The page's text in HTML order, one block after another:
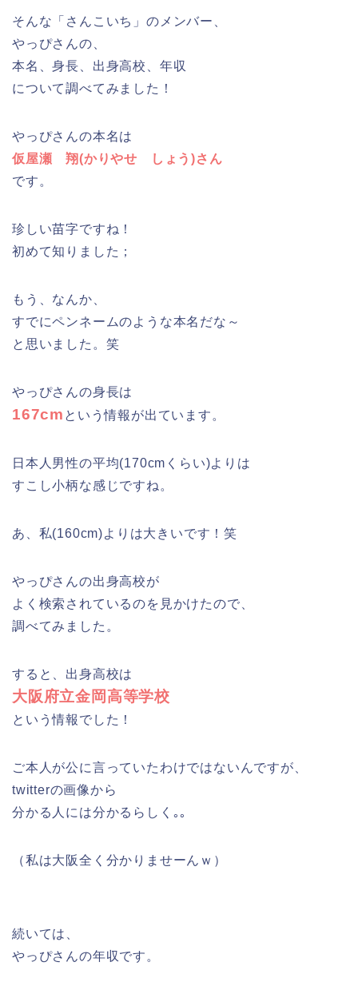
そんな「さんこいち」のメンバー、
やっぴさんの、
本名、身長、出身高校、年収
について調べてみました！
やっぴさんの本名は
仮屋瀬 翔(かりやせ しょう)さん
です。
珍しい苗字ですね！
初めて知りました；
もう、なんか、
すでにペンネームのような本名だな～
と思いました。笑
やっぴさんの身長は
167cm という情報が出ています。
日本人男性の平均(170cmくらい)よりは
すこし小柄な感じですね。
あ、私(160cm)よりは大きいです！笑
やっぴさんの出身高校が
よく検索されているのを見かけたので、
調べてみました。
すると、出身高校は
大阪府立金岡高等学校
という情報でした！
ご本人が公に言っていたわけではないんですが、
twitterの画像から
分かる人には分かるらしく｡｡
（私は大阪全く分かりませーんｗ）
続いては、
やっぴさんの年収です。